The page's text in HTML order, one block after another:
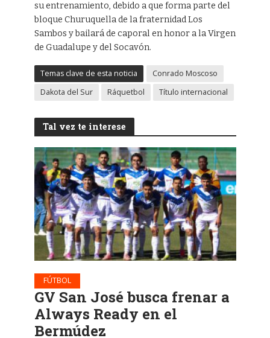
su entrenamiento, debido a que forma parte del
bloque Churuquella de la fraternidad Los
Sambos y bailará de caporal en honor a la Virgen
de Guadalupe y del Socavón.
Temas clave de esta noticia
Conrado Moscoso
Dakota del Sur
Ráquetbol Título internacional
Tal vez te interese
FÚTBOL
GV San José busca frenar a
Always Ready en el
Bermúdez